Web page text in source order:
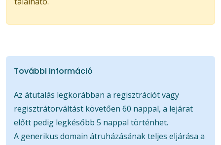
További információ
Az átutalás legkorábban a regisztrációt vagy
regisztrátorváltást követően 60 nappal, a lejárat
előtt pedig legkésőbb 5 nappal történhet.
A generikus domain átruházásának teljes eljárása a